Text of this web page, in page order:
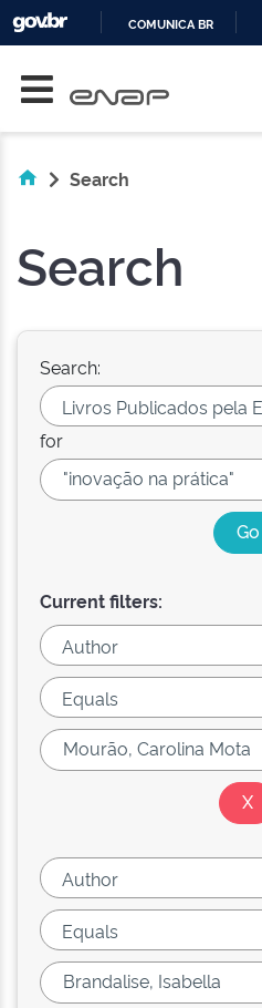
COMUNICA BR
Search
Search
Search:
for
Current filters: